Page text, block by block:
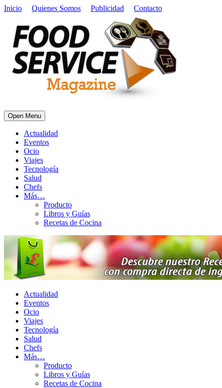
Inicio Quienes Somos Publicidad Contacto
Open Menu
Actualidad
Eventos
Ocio
Viajes
Tecnología
Salud
Chefs
Más…
Producto
Libros y Guías
Recetas de Cocina
Actualidad
Eventos
Ocio
Viajes
Tecnología
Salud
Chefs
Más…
Producto
Libros y Guías
Recetas de Cocina